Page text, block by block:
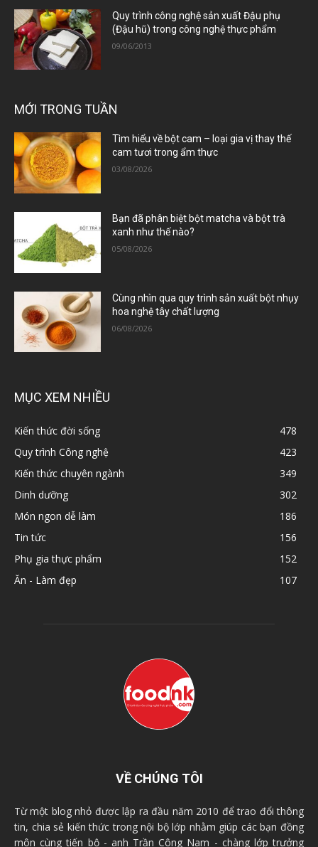
Quy trình công nghệ sản xuất Đậu phụ
(Đậu hũ) trong công nghệ thực phẩm
09/06/2013
MỚI TRONG TUẦN
Tìm hiểu về bột cam – loại gia vị thay thế
cam tươi trong ẩm thực
03/08/2026
Bạn đã phân biệt bột matcha và bột trà
xanh như thế nào?
05/08/2026
Cùng nhìn qua quy trình sản xuất bột nhụy
hoa nghệ tây chất lượng
06/08/2026
MỤC XEM NHIỀU
Kiến thức đời sống
478
Quy trình Công nghệ
423
Kiến thức chuyên ngành
349
Dinh dưỡng
302
Món ngon dễ làm
186
Tin tức
156
Phụ gia thực phẩm
152
Ăn - Làm đẹp
107
VỀ CHÚNG TÔI
Từ một blog nhỏ được lập ra đầu năm 2010 để trao đổi thông
tin, chia sẻ kiến thức trong nội bộ lớp nhằm giúp các bạn đồng
môn cùng tiến bộ - anh Trần Công Nam - chàng lớp trưởng